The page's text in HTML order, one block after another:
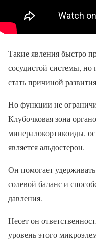
Такие явления быстро
сосудистой системы, но
стать причиной
Но функции не
Клубочковая зона
минералокортикоиды,
является альдостерон.
Он помогает
солевой баланс и
давления.
Несет он
уровень этого